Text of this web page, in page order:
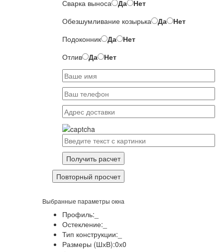
Сварка выноса
Да
Нет
Обезшумливание козырька
Да
Нет
Подоконник
Да
Нет
Отлив
Да Нет
Повторный просчет
Выбранные параметры окна
Профиль:
Остекление:
Тип конструкции:
Размеры (ШхВ):0х0